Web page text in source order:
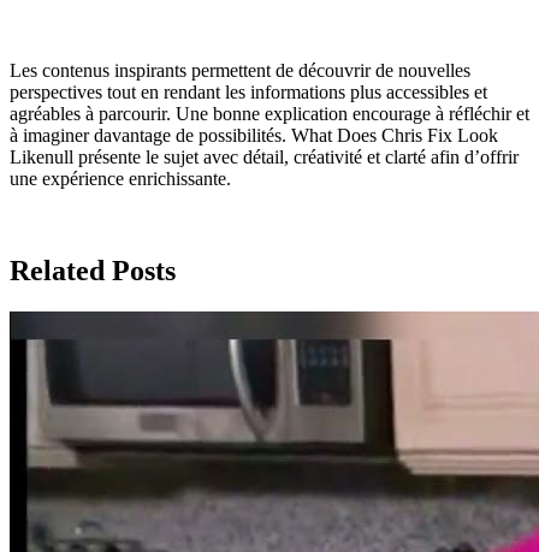
Les contenus inspirants permettent de découvrir de nouvelles
perspectives tout en rendant les informations plus accessibles et
agréables à parcourir. Une bonne explication encourage à réfléchir et
à imaginer davantage de possibilités. What Does Chris Fix Look
Likenull présente le sujet avec détail, créativité et clarté afin d’offrir
une expérience enrichissante.
Related Posts